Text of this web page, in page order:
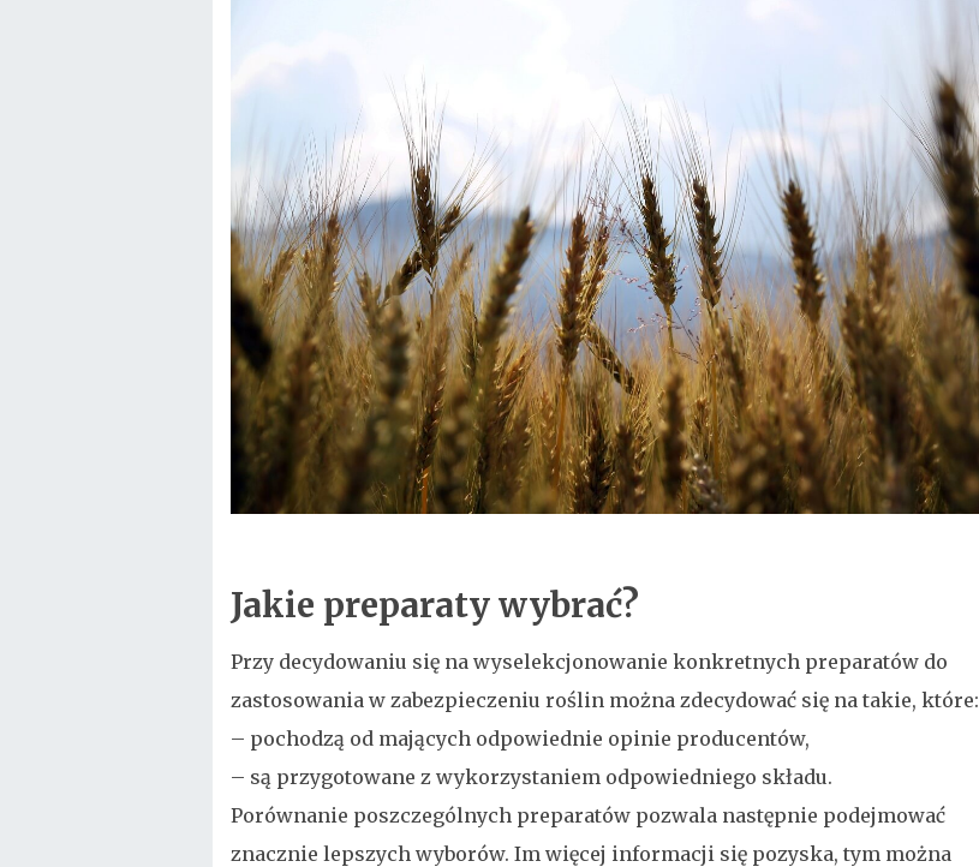
Jakie preparaty wybrać?
Przy decydowaniu się na wyselekcjonowanie konkretnych preparatów do
zastosowania w zabezpieczeniu roślin można zdecydować się na takie, które:
– pochodzą od mających odpowiednie opinie producentów,
– są przygotowane z wykorzystaniem odpowiedniego składu.
Porównanie poszczególnych preparatów pozwala następnie podejmować
znacznie lepszych wyborów. Im więcej informacji się pozyska, tym można